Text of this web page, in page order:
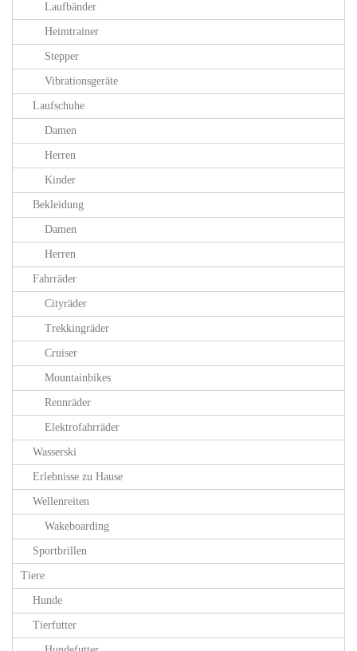
Laufbänder
Heimtrainer
Stepper
Vibrationsgeräte
Laufschuhe
Damen
Herren
Kinder
Bekleidung
Damen
Herren
Fahrräder
Cityräder
Trekkingräder
Cruiser
Mountainbikes
Rennräder
Elektrofahrräder
Wasserski
Erlebnisse zu Hause
Wellenreiten
Wakeboarding
Sportbrillen
Tiere
Hunde
Tierfutter